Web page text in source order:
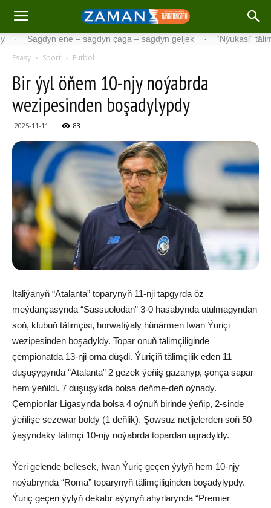
Sagdyn ene – sagdyn çaga – sagdyn geljek · “Nýukasl”
Esasy Sport Futbol
Bir ýyl öňem 10-njy noýabrda
wezipesinden boşadylypdy
2025-11-11 83
Italiýanyň “Atalanta” toparynyň 11-nji tapgyrda öz
meýdançasynda “Sassuolodan” 3-0 hasabynda utulmagyndan
soň, klubuň tälimçisi, horwatiýaly hünärmen Iwan Ýuriçi
wezipesinden boşadyldy. Topar onuň tälimçiliginde
çempionatda 13-nji orna düşdi. Ýuriçiň tälimçilik eden 11
duşuşygynda “Atalanta” 2 gezek ýeňiş gazanyp, şonça sapar
hem ýeňildi. 7 duşuşykda bolsa deňme-deň oýnady.
Çempionlar Ligasynda bolsa 4 oýnuň birinde ýeňip, 2-sinde
ýeňlişe sezewar boldy (1 deňlik). Şowsuz netijelerden soň 50
ýaşyndaky tälimçi 10-njy noýabrda topardan ugradyldy.
Ýeri gelende bellesek, Iwan Ýuriç geçen ýylyň hem 10-njy
noýabrynda “Roma” toparynyň tälimçiliginden boşadylypdy.
Ýuriç geçen ýylyň dekabr aýynyň ahyrlarynda “Premier